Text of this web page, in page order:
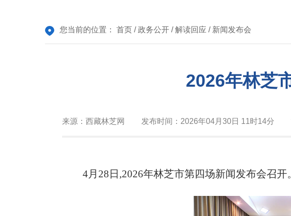
您当前的位置： 首页 /政务公开 /解读回应 / 新闻发布会
2026年林芝
来源： 西藏林芝网 发布时间： 2026年04月30日 11时14分
4月28日,2026年林芝市第四场新闻发布会召开